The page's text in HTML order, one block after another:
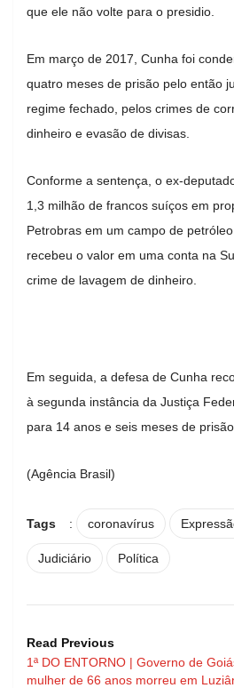
que ele não volte para o presidio.
Em março de 2017, Cunha foi
quatro meses de prisão pelo então
regime fechado, pelos crimes de
dinheiro e evasão de divisas.
Conforme a sentença, o ex-
1,3 milhão de francos suíços em
Petrobras em um campo de
recebeu o valor em uma conta na
crime de lavagem de dinheiro.
Em seguida, a defesa de Cunha
à segunda instância da Justiça
para 14 anos e seis meses de prisão.
(Agência Brasil)
Tags : coronavírus
Judiciário Política
Read Previous
1ª DO ENTORNO | Governo de
mulher de 66 anos morreu em